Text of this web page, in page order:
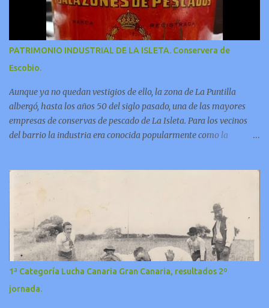
PATRIMONIO INDUSTRIAL DE LA ISLETA. Conservera de
Escobio.
Aunque ya no quedan vestigios de ello, la zona de La Puntilla
albergó, hasta los años 50 del siglo pasado, una de las mayores
empresas de conservas de pescado de La Isleta. Para los vecinos
del barrio la industria era conocida popularmente como la
1ª Categoría Lucha Canaria Gran Canaria, resultados 2º
jornada.